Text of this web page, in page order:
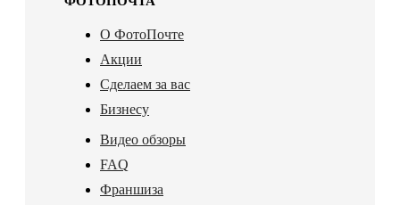
О ФотоПочте
Акции
Сделаем за вас
Бизнесу
Видео обзоры
FAQ
Франшиза